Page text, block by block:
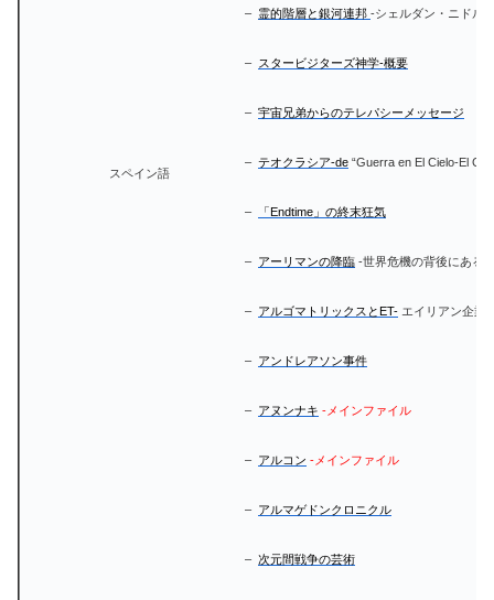
– 霊的階層と銀河連邦 -シェルダン・ニドル
– スタービジターズ神学-概要
– 宇宙兄弟からのテレパシーメッセージ
スペイン語
– テオクラシア-de “Guerra en El Cielo-El
– 「Endtime」の終末狂気
– アーリマンの降臨 -世界危機の背後にある
– アルゴマトリックスとET- エイリアン企業
– アンドレアソン事件
– アヌンナキ -メインファイル
– アルコン -メインファイル
– アルマゲドンクロニクル
– 次元間戦争の芸術